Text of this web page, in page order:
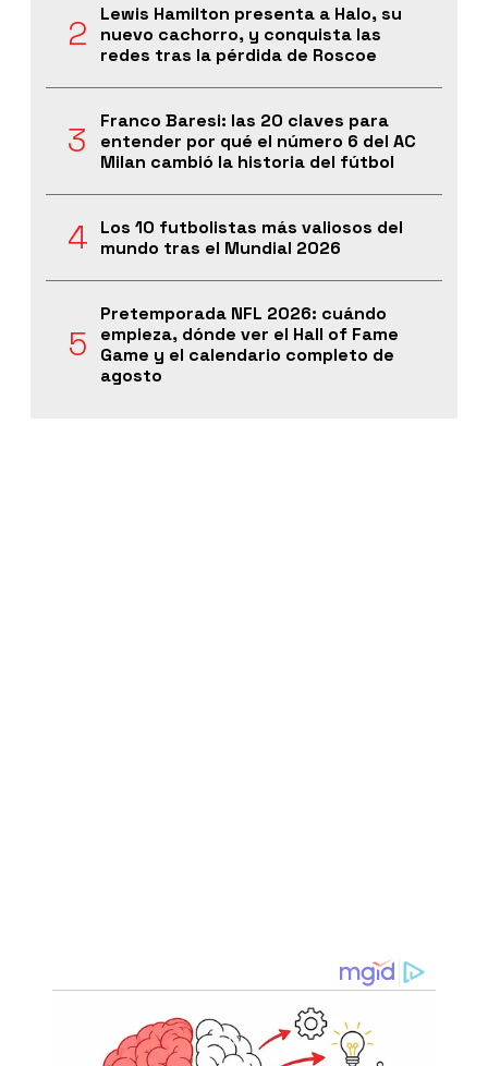
Lewis Hamilton presenta a Halo, su
nuevo cachorro, y conquista las
redes tras la pérdida de Roscoe
Franco Baresi: las 20 claves para
entender por qué el número 6 del AC
Milan cambió la historia del fútbol
Los 10 futbolistas más valiosos del
mundo tras el Mundial 2026
Pretemporada NFL 2026: cuándo
empieza, dónde ver el Hall of Fame
Game y el calendario completo de
agosto